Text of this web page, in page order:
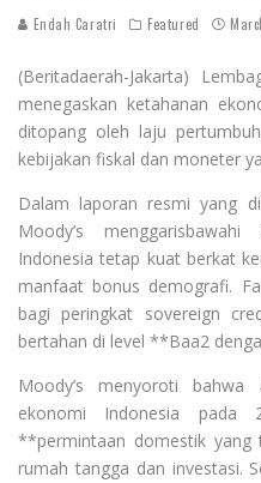
Endah Caratri Featured
(Beritadaerah-Jakarta)
menegaskan ketahanan
ditopang oleh laju
kebijakan fiskal dan moneter
Dalam laporan resmi yang
Moody’s
Indonesia tetap kuat berkat
manfaat bonus demografi.
bagi peringkat sovereign
bertahan di level **Baa2
Moody’s menyoroti bahwa
ekonomi Indonesia pada
**permintaan domestik yang
rumah tangga dan investasi.